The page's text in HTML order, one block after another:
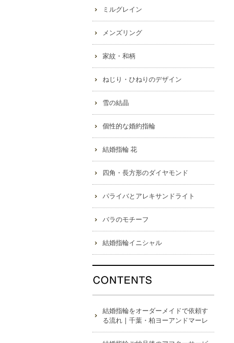
ミルグレイン
メンズリング
家紋・和柄
ねじり・ひねりのデザイン
雪の結晶
個性的な婚約指輪
結婚指輪 花
四角・長方形のダイヤモンド
パライバとアレキサンドライト
バラのモチーフ
結婚指輪イニシャル
結婚指輪をオーダーメイドで依頼す
る流れ | 千葉・柏ヨーアンドマーレ